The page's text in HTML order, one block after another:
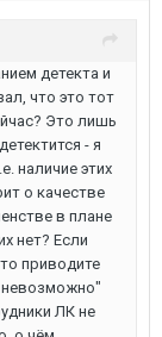
детекта и
что это тот
Это лишь
- я
наличие этих
о качестве
в плане
нет? Если
приводите
невозможно"
ЛК не